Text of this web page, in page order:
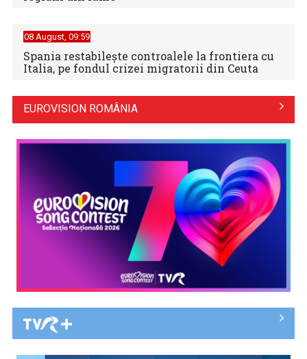
08 August, 09:59
Spania restabileşte controalele la frontiera cu
Italia, pe fondul crizei migratorii din Ceuta
EUROVISION ROMÂNIA